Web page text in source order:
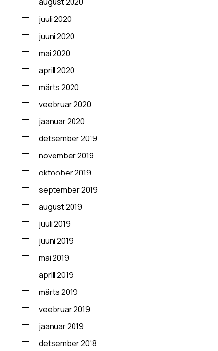
juuli 2020
juuni 2020
mai 2020
aprill 2020
märts 2020
veebruar 2020
jaanuar 2020
detsember 2019
november 2019
oktoober 2019
september 2019
august 2019
juuli 2019
juuni 2019
mai 2019
aprill 2019
märts 2019
veebruar 2019
jaanuar 2019
detsember 2018